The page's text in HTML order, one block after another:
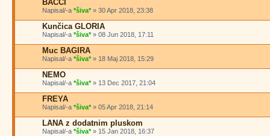
BACCI
Napisal/-a *šiva*» 30 Apr 2018, 23:38
Kunčica GLORIA
Napisal/-a *šiva*» 08 Jun 2018, 17:11
Muc BAGIRA
Napisal/-a *šiva*» 18 Maj 2018, 15:29
NEMO
Napisal/-a *šiva*» 13 Dec 2017, 21:04
FREYA
Napisal/-a *šiva*» 05 Apr 2018, 21:14
LANA z dodatnim pluskom
Napisal/-a *šiva*» 15 Jan 2018, 16:37